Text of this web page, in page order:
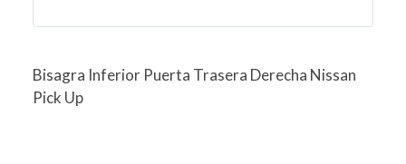
Bisagra Inferior Puerta Trasera Derecha Nissan
Pick Up